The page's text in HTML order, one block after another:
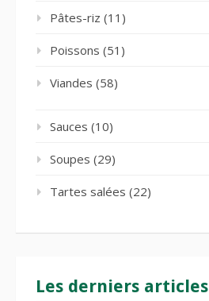
Pâtes-riz (11)
Poissons (51)
Viandes (58)
Sauces (10)
Soupes (29)
Tartes salées (22)
Les derniers articles